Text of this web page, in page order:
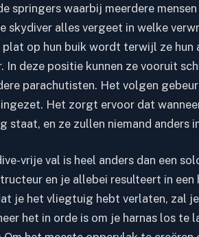
springers waarbij meerdere
skydiver alles vergeet in welke
plat op hun buik wordt terwijl ze hun
In deze positie kunnen ze vooruit
parachutisten. Het volgen
Het zorgt ervoor dat
staat, en ze zullen niemand anders
vrije val is heel anders dan een
en je allebei resulteert in een
je het vliegtuig hebt verlaten, zal
het in orde is om je harnas los te